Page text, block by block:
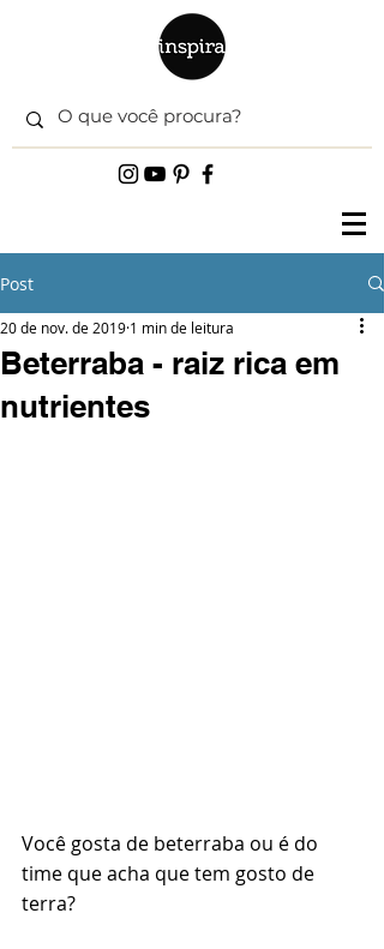
Post
Beterraba - raiz rica em
nutrientes
20 de nov. de 2019 1 min de leitura
Você gosta de beterraba ou é do
time que acha que tem gosto de
terra?